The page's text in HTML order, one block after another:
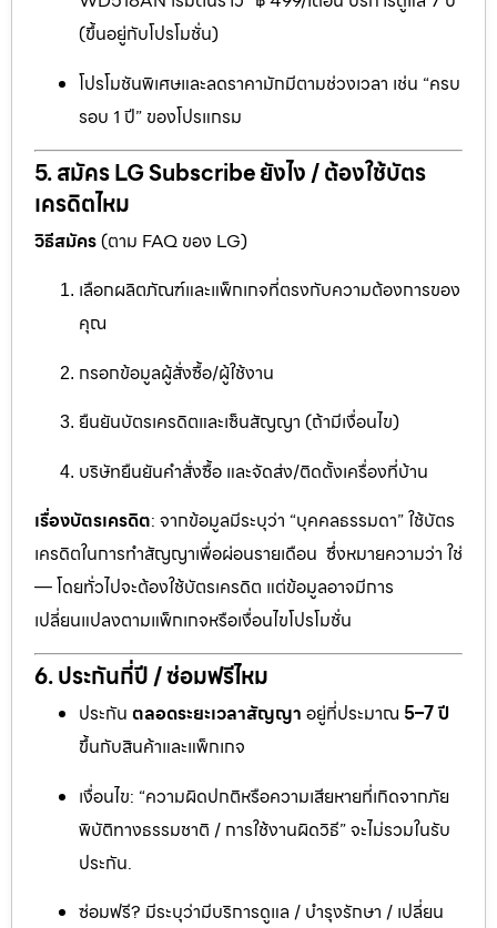
(ขึ้นอยู่กับโปรโมชั่น)
โปรโมชันพิเศษและลดราคามักมีตามช่วงเวลา เช่น “ครบ
รอบ 1 ปี” ของโปรแกรม
5. สมัคร LG Subscribe ยังไง / ต้องใช้บัตร
เครดิตไหม
วิธีสมัคร(ตาม FAQ ของ LG)
เลือกผลิตภัณฑ์และแพ็กเกจที่ตรงกับความต้องการของ
คุณ
กรอกข้อมูลผู้สั่งซื้อ/ผู้ใช้งาน
ยืนยันบัตรเครดิตและเซ็นสัญญา (ถ้ามีเงื่อนไข)
บริษัทยืนยันคำสั่งซื้อ และจัดส่ง/ติดตั้งเครื่องที่บ้าน
เรื่องบัตรเครดิต: จากข้อมูลมีระบุว่า “บุคคลธรรมดา” ใช้บัตร
เครดิตในการทำสัญญาเพื่อผ่อนรายเดือน ซึ่งหมายความว่า ใช่
— โดยทั่วไปจะต้องใช้บัตรเครดิต แต่ข้อมูลอาจมีการ
เปลี่ยนแปลงตามแพ็กเกจหรือเงื่อนไขโปรโมชั่น
6. ประกันกี่ปี / ซ่อมฟรีไหม
ประกัน ตลอดระยะเวลาสัญญา อยู่ที่ประมาณ 5–7 ปี
ขึ้นกับสินค้าและแพ็กเกจ
เงื่อนไข: “ความผิดปกติหรือความเสียหายที่เกิดจากภัย
พิบัติทางธรรมชาติ / การใช้งานผิดวิธี” จะไม่รวมในรับ
ประกัน.
ซ่อมฟรี? มีระบุว่ามีบริการดูแล / บำรุงรักษา / เปลี่ยน